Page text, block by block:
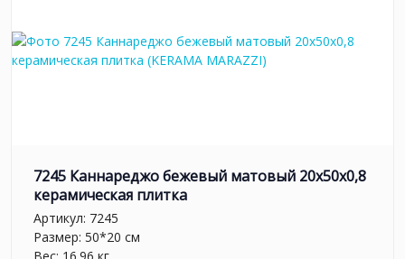
7245 Каннареджо бежевый матовый 20x50x0,8
керамическая плитка
Артикул: 7245
Размер: 50*20 см